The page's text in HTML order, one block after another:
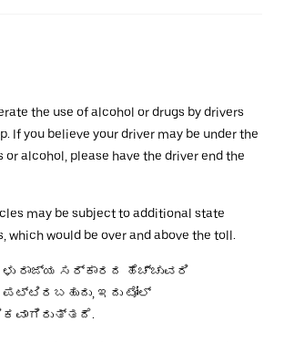
the use of alcohol or drugs by drivers
If you believe your driver may be under the
or alcohol, please have the driver end the
may be subject to additional state
which would be over and above the toll.
ರಾಜ್ಯ ಸರ್ಕಾರದ ಹೆಚ್ಚುವರಿ
ಇದು ಟೋಲ್